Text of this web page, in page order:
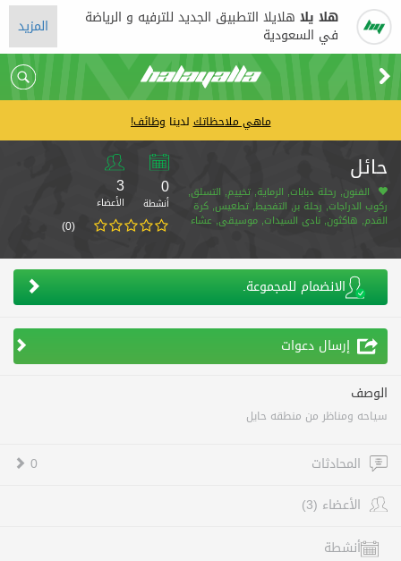
هلا يلا هلايلا التطبيق الجديد للترفيه و الرياضة
في السعودية المزيد
ماهي ملاحظاتكلديناوظائف!
حائل
الفنون, رحلة دبابات, الرماية, تخييم, التسلق,
ركوب الدراجات, رحلة بر, التفحيط, تطعيس, كرة
القدم, هاكثون, نادي السيدات, موسيقى, عشاء
0
أنشطة
3
الأعضاء
(0)
الانضمام للمجموعة.
إرسال دعوات
الوصف
سياحه ومناظر من منطقه حايل
المحادثات
0
الأعضاء (3)
أنشطة